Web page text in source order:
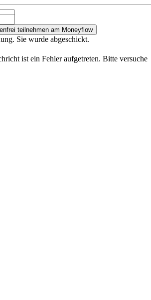
teilnehmen am Moneyflow
Sie wurde abgeschickt.
ist ein Fehler aufgetreten. Bitte versuche